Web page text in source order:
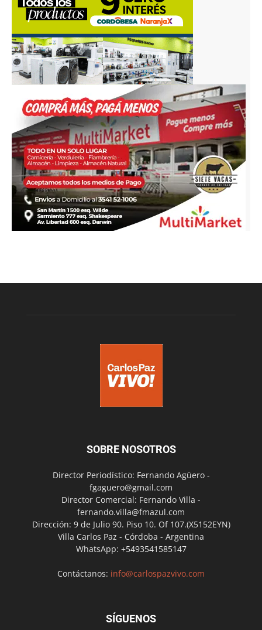
SOBRE NOSOTROS
Director Periodístico: Fernando Agüero -
fgaguero@gmail.com
Director Comercial: Fernando Villa -
fernando.villa@fmazul.com
Dirección: 9 de Julio 90. Piso 10. Of 107.(X5152EYN)
Villa Carlos Paz - Córdoba - Argentina
WhatsApp: +5493541585147
Contáctanos: info@carlospazvivo.com
SÍGUENOS